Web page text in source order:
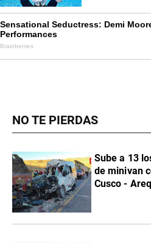
NO TE PIERDAS
Sube a 13
de minivan
Cusco -